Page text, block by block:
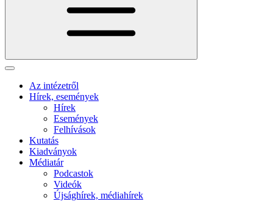
Az intézetről
Hírek, események
Hírek
Események
Felhívások
Kutatás
Kiadványok
Médiatár
Podcastok
Videók
Újsághírek, médiahírek